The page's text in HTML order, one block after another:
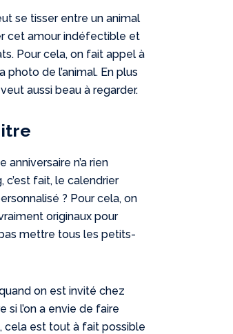
se tisser entre un animal
cet amour indéfectible et
Pour cela, on fait appel à
de l’animal. En plus
aussi beau à regarder.
n’a rien
c’est fait, le calendrier
? Pour cela, on
originaux pour
mettre tous les petits-
on est invité chez
si l’on a envie de faire
cela est tout à fait possible